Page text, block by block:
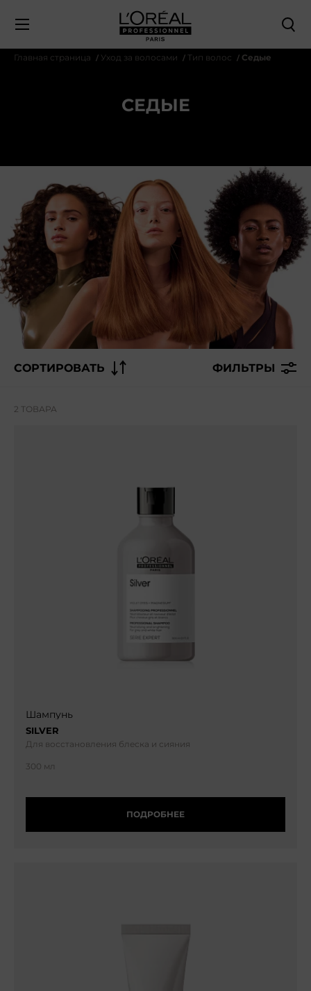
Главная страница Уход за волосами Тип волос Седые
СЕДЫЕ
2 ТОВАРА
СОРТИРОВАТЬ ФИЛЬТРЫ
Шампунь
SILVER
Для восстановления блеска и сияния
300 мл
ПОДРОБНЕЕ